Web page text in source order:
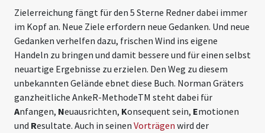
Zielerreichung fängt für den 5 Sterne Redner dabei immer
im Kopf an. Neue Ziele erfordern neue Gedanken. Und neue
Gedanken verhelfen dazu, frischen Wind ins eigene
Handeln zu bringen und damit bessere und für einen selbst
neuartige Ergebnisse zu erzielen. Den Weg zu diesem
unbekannten Gelände ebnet diese Buch. Norman Gräters
ganzheitliche AnkeR-MethodeTM steht dabei für
Anfangen, Neuausrichten, Konsequent sein, Emotionen
und Resultate. Auch in seinen Vorträgen wird der